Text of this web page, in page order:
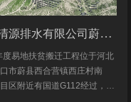
蔚县清源排水有限公司蔚县2017年度易地扶贫搬迁工程（一期）水土保持方案
度易地扶贫搬迁工程位于河北
市蔚县西合营镇西庄村南
区附近有国道G112经过，交